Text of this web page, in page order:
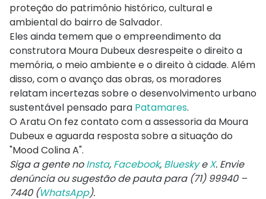
proteção do patrimônio histórico, cultural e
ambiental do bairro de Salvador.
Eles ainda temem que o empreendimento da
construtora Moura Dubeux desrespeite o direito a
memória, o meio ambiente e o direito à cidade. Além
disso, com o avanço das obras, os moradores
relatam incertezas sobre o desenvolvimento urbano
sustentável pensado para Patamares.
O Aratu On fez contato com a assessoria da Moura
Dubeux e aguarda resposta sobre a situação do
"Mood Colina A".
Siga a gente noInsta, Facebook, BlueskyeX. Envie
denúncia ou sugestão de pauta para (71) 99940 –
7440 (WhatsApp).